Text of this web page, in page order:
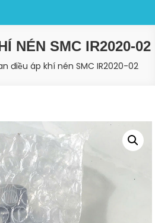
NÉN SMC IR2020-02
điều áp khí nén SMC IR2020-02